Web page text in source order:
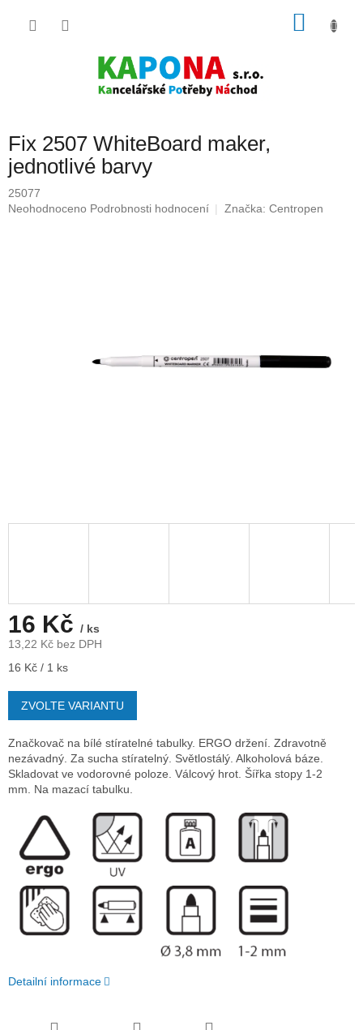
Fix 2507 WhiteBoard maker,
jednotlivé barvy
25077
Průměrné
Neohodnoceno Podrobnosti hodnocení Značka: Centropen
16 Kč / ks
13,22 Kč bez DPH
Měrná
16 Kč / 1 ks
ZVOLTE VARIANTU
Značkovač na bílé stíratelné tabulky. ERGO držení. Zdravotně
nezávadný. Za sucha stíratelný. Světlostálý. Alkoholová báze.
Skladovat ve vodorovné poloze. Válcový hrot. Šířka stopy 1-2
mm. Na mazací tabulku.
Detailní informace